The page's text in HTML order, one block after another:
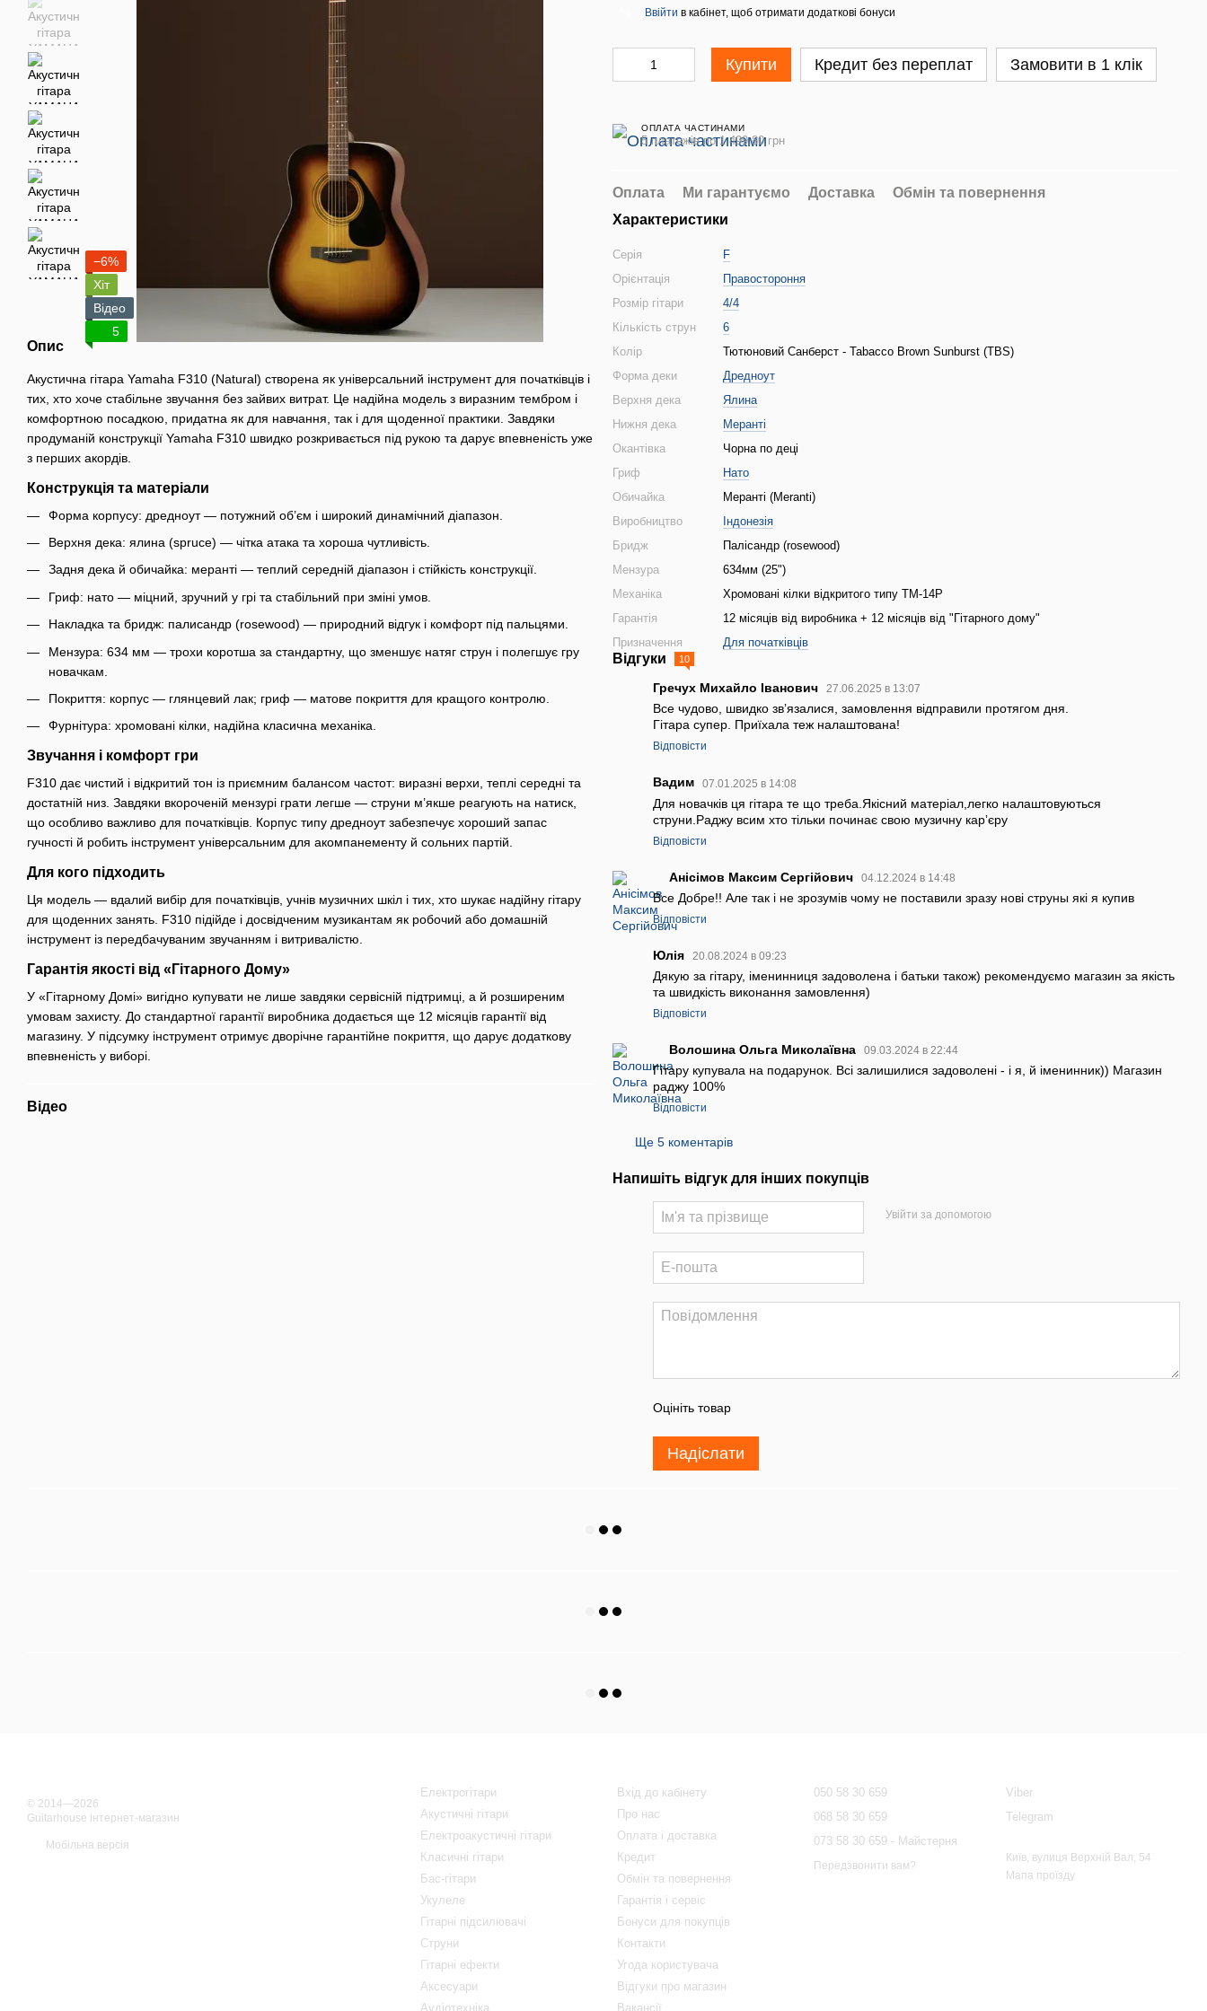
−6%
Хіт
Відео
5
Опис
Акустична гітара Yamaha F310 (Natural) створена як універсальний інструмент для початківців і
тих, хто хоче стабільне звучання без зайвих витрат. Це надійна модель з виразним тембром і
комфортною посадкою, придатна як для навчання, так і для щоденної практики. Завдяки
продуманій конструкції Yamaha F310 швидко розкривається під рукою та дарує впевненість уже
з перших акордів.
Конструкція та матеріали
Форма корпусу: дредноут — потужний об’єм і широкий динамічний діапазон.
Верхня дека: ялина (spruce) — чітка атака та хороша чутливість.
Задня дека й обичайка: меранті — теплий середній діапазон і стійкість конструкції.
Гриф: нато — міцний, зручний у грі та стабільний при зміні умов.
Накладка та бридж: палисандр (rosewood) — природний відгук і комфорт під пальцями.
Мензура: 634 мм — трохи коротша за стандартну, що зменшує натяг струн і полегшує гру
новачкам.
Покриття: корпус — глянцевий лак; гриф — матове покриття для кращого контролю.
Фурнітура: хромовані кілки, надійна класична механіка.
Звучання і комфорт гри
F310 дає чистий і відкритий тон із приємним балансом частот: виразні верхи, теплі середні та
достатній низ. Завдяки вкороченій мензурі грати легше — струни м’якше реагують на натиск,
що особливо важливо для початківців. Корпус типу дредноут забезпечує хороший запас
гучності й робить інструмент універсальним для акомпанементу й сольних партій.
Для кого підходить
Ця модель — вдалий вибір для початківців, учнів музичних шкіл і тих, хто шукає надійну гітару
для щоденних занять. F310 підійде і досвідченим музикантам як робочий або домашній
інструмент із передбачуваним звучанням і витривалістю.
Гарантія якості від «Гітарного Дому»
У «Гітарному Домі» вигідно купувати не лише завдяки сервісній підтримці, а й розширеним
умовам захисту. До стандартної гарантії виробника додається ще 12 місяців гарантії від
магазину. У підсумку інструмент отримує дворічне гарантійне покриття, що дарує додаткову
впевненість у виборі.
Відео
Ввійти в кабінет, щоб отримати додаткові бонуси
Купити Кредит без переплат Замовити в 1 клік
ОПЛАТА ЧАСТИНАМИ
5 платежів по 1 499.80 грн
Оплата Ми гарантуємо Доставка
Обмін та повернення
Характеристики
Серія
F
Орієнтація
Правостороння
Розмір гітари
4/4
Кількість струн
6
Колір
Тютюновий Санберст - Tabacco Brown Sunburst (TBS)
Форма деки
Дредноут
Верхня дека
Ялина
Нижня дека
Меранті
Окантівка
Чорна по деці
Гриф
Нато
Обичайка
Меранті (Meranti)
Виробництво
Індонезія
Бридж
Палісандр (rosewood)
Мензура
634мм (25")
Механіка
Хромовані кілки відкритого типу TM-14P
Гарантія
12 місяців від виробника + 12 місяців від "Гітарного дому"
Призначення
Для початківців
Відгуки 10
Гречух Михайло Іванович 27.06.2025 в 13:07
Все чудово, швидко звʼязалися, замовлення відправили протягом дня.
Гітара супер. Приїхала теж налаштована!
Відповісти
Вадим 07.01.2025 в 14:08
Для новачків ця гітара те що треба.Якісний матеріал,легко налаштовуються
струни.Раджу всим хто тільки починає свою музичну карʼєру
Відповісти
Анісімов Максим Сергійович 04.12.2024 в 14:48
Все Добре!! Але так і не зрозумів чому не поставили зразу нові струны які я купив
Відповісти
Юлія 20.08.2024 в 09:23
Дякую за гітару, іменинниця задоволена і батьки також) рекомендуємо магазин за якість
та швидкість виконання замовлення)
Відповісти
Волошина Ольга Миколаївна 09.03.2024 в 22:44
Гітару купувала на подарунок. Всі залишилися задоволені - і я, й іменинник)) Магазин
раджу 100%
Відповісти
Ще 5 коментарів
Напишіть відгук для інших покупців
Увійти за допомогою
Оцініть товар
Надіслати
© 2014—2026
Guitarhouse інтернет-магазин
Мобільна версія
Електрогітари
Акустичні гітари
Електроакустичні гітари
Класичні гітари
Бас-гітари
Укулеле
Гітарні підсилювачі
Струни
Гітарні ефекти
Аксесуари
Аудіотехніка
Вхід до кабінету
Про нас
Оплата і доставка
Кредит
Обмін та повернення
Гарантія і сервіс
Бонуси для покупців
Контакти
Угода користувача
Відгуки про магазин
Вакансії
050 58 30 659
068 58 30 659
073 58 30 659 - Майстерня
Передзвонити вам?
Viber
Telegram
Київ, вулиця Верхній Вал, 54
Мапа проїзду